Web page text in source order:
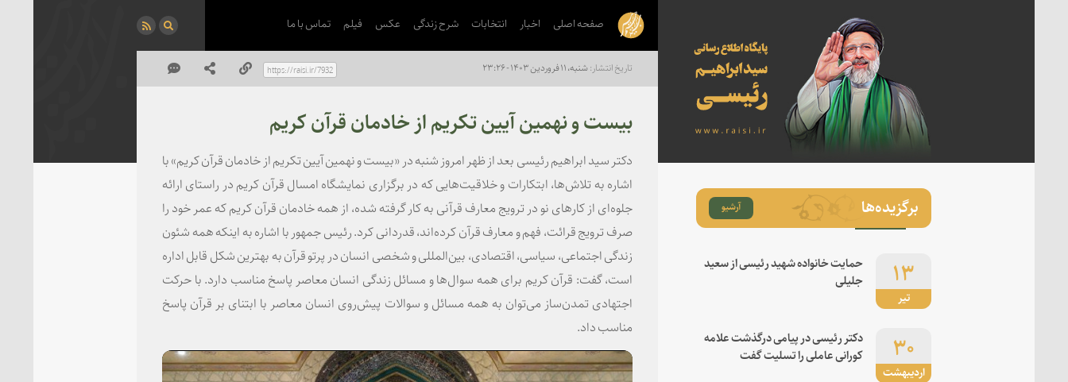
صفحه اصلی اخبار انتخابات شرح زندگی عکس فیلم تماس با ما
شنبه، ۱۱ فروردین ۱۴۰۳ - ۲۳:۲۶
بیست و نهمین آیین تکریم از خادمان قرآن کریم
دکتر سید ابراهیم رئیسی بعد از ظهر امروز شنبه در «بیست و نهمین آیین تکریم از خادمان قرآن کریم» با
اشاره به تلاش‌ها، ابتکارات و خلاقیت‌هایی که در برگزاری نمایشگاه امسال قرآن کریم در راستای ارائه
جلوه‌ای از کارهای نو در ترویج معارف قرآنی به کار گرفته شده، از همه خادمان قرآن کریم که عمر خود را
صرف ترویج قرائت، فهم و معارف قرآن کرده‌اند، قدردانی کرد. رئیس جمهور با اشاره به اینکه همه شئون
زندگی اجتماعی، سیاسی، اقتصادی، بین‌المللی و شخصی انسان در پرتو قرآن به بهترین شکل قابل اداره
است، گفت: قرآن کریم برای همه سوال‌ها و مسائل زندگی انسان معاصر پاسخ مناسب دارد. با حرکت
اجتهادی تمدن‌ساز می‌توان به همه مسائل و سوالات پیش‌روی انسان معاصر با ابتنای بر قرآن پاسخ
مناسب داد.
برگزیده‌ها آرشیو
تیر
۱۳
حمایت خانواده شهید رئیسی از سعید
جلیلی
اردیبهشت
۳۰
دکتر رئیسی در پیامی درگذشت علامه
کورانی عاملی را تسلیت گفت